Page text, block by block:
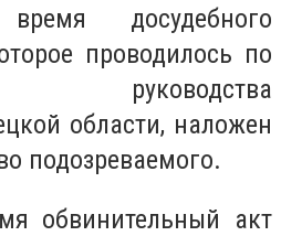
досудебного
проводилось по
руководства
области, наложен
подозреваемого.
обвинительный акт